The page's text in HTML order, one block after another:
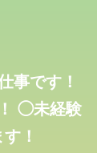
事です！
◯未経験
！